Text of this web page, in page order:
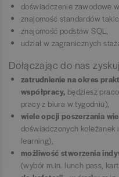
doświadczenie zawodowe
znajomość standardów
znajomość podstaw SQL,
udział w zagranicznych
Dołączając do nas
zatrudnienie na okres
współpracy, będziesz
pracy z biura w tygodniu),
wiele opcji poszerzania
doświadczonych koleżanek
learning),
możliwość stworzenia
(wybór m.in. lunch pass,